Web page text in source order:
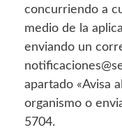
concurriendo a
medio de la
enviando un
apartado «Avisa
organismo o
5704.